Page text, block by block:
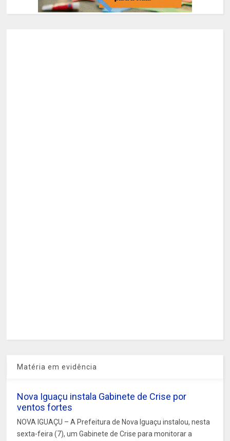
Matéria em evidência
Nova Iguaçu instala Gabinete de Crise por
ventos fortes
NOVA IGUAÇU – A Prefeitura de Nova Iguaçu instalou, nesta
sexta-feira (7), um Gabinete de Crise para monitorar a